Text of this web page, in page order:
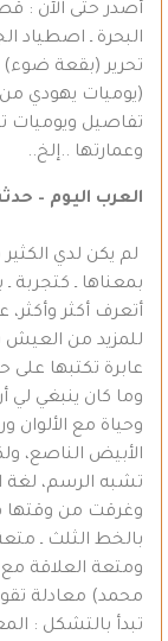
أصدر حتى الآن :
البحرة ـ اصطياد
(يوميات يهودي
تفاصيل ويوميات
وعمارتها ..إلخ..
العرب اليوم –
لم يكن لدي
بمعناها ـ كتجربة
أتعرف أكثر
للمزيد من العيش
عابرة تكتبها
وما كان ينبغي لي
وحياة مع الألوان
الأبيض الناصع،
تشبه الرسم، لغة
وغرقت من وقتها
بالخط الثلث ـ
ومتعة العلاقة
محمد) معادلة
تبدأ بالتشكل :